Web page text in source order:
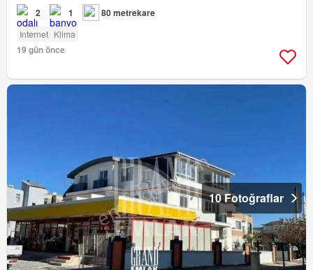
2 1 80 metrekare
Internet Klima
19 gün önce
10 Fotoğraflar